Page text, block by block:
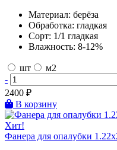
Материал: берёза
Обработка: гладкая
Сорт: 1/1 гладкая
Влажность: 8-12%
шт
м2
-
2400 ₽
В корзину
Хит!
Фанера для опалубки